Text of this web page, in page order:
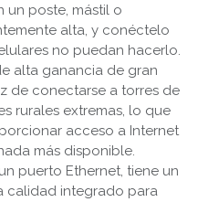
un poste, mástil o
alta, y conéctelo
no puedan hacerlo.
alta ganancia de gran
de conectarse a torres de
rurales extremas, lo que
acceso a Internet
más disponible.
puerto Ethernet, tiene un
calidad integrado para